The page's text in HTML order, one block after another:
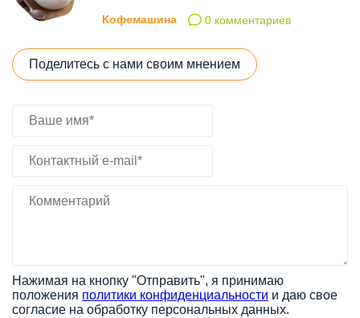
Кофемашина 0 комментариев
Поделитесь с нами своим мнением
Нажимая на кнопку "Отправить", я принимаю
положения политики конфиденциальности и даю свое
согласие на обработку персональных данных.